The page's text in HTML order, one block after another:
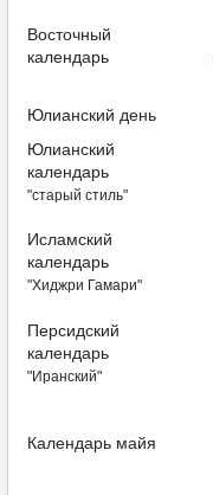
Восточный
календарь
Юлианский день
Юлианский
календарь
"старый стиль"
Исламский
календарь
"Хиджри Гамари"
Персидский
календарь
"Иранский"
Календарь майя